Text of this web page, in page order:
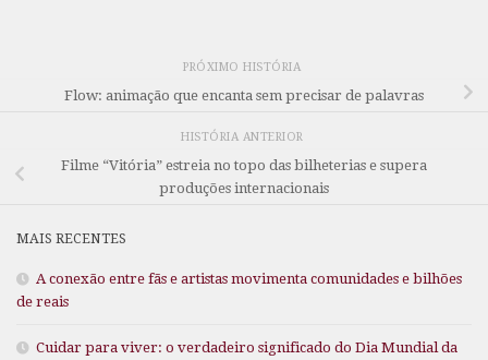
PRÓXIMO HISTÓRIA
Flow: animação que encanta sem precisar de palavras
HISTÓRIA ANTERIOR
Filme “Vitória” estreia no topo das bilheterias e supera
produções internacionais
MAIS RECENTES
A conexão entre fãs e artistas movimenta comunidades e bilhões
de reais
Cuidar para viver: o verdadeiro significado do Dia Mundial da